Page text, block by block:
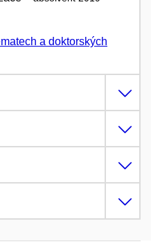
a doktorských